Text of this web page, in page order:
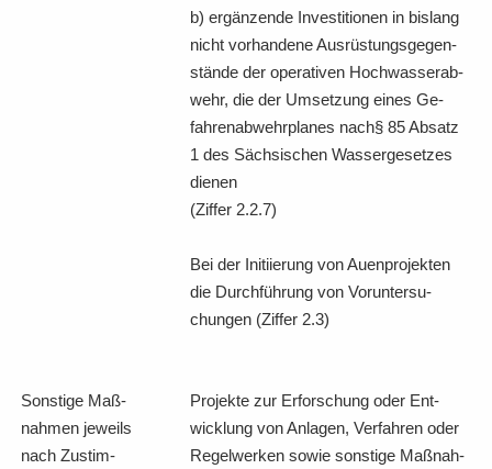
b) er­gän­zen­de In­ves­ti­tio­nen in bis­lang
nicht vor­han­de­ne Aus­rüs­tungs­ge­gen­
stän­de der ope­ra­ti­ven Hoch­was­ser­ab­
wehr, die der Um­set­zung eines Ge­
fah­ren­ab­wehr­pla­nes nach§ 85 Ab­satz
1 des Säch­si­schen Was­ser­ge­set­zes
die­nen
(Zif­fer 2.2.7)
Bei der In­iti­ie­rung von Au­en­pro­jek­ten
die Durch­füh­rung von Vor­un­ter­su­
chun­gen (Zif­fer 2.3)
Sons­ti­ge Maß­
nah­men je­weils
nach Zu­stim­
Pro­jek­te zur Er­for­schung oder Ent­
wick­lung von An­la­gen, Ver­fah­ren oder
Re­gel­wer­ken sowie sons­ti­ge Maß­nah­